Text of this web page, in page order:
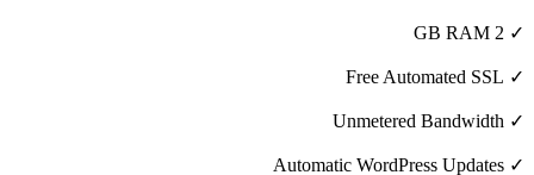
✓ 2 GB RAM
✓ Free Automated SSL
✓ Unmetered Bandwidth
✓ Automatic WordPress Updates